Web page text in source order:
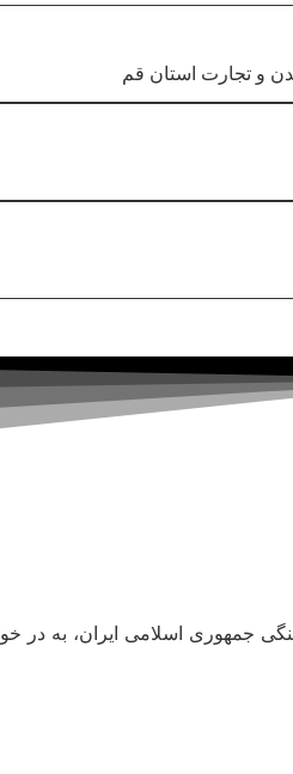
و تجارت استان قم
دوم توسعه اقتصادی، اجتماعی و فرهنگی جمهوری